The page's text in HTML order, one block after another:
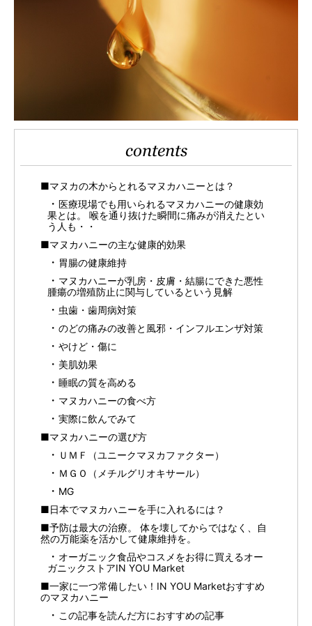
contents
■マヌカの木からとれるマヌカハニーとは？
医療現場でも用いられるマヌカハニーの健康効
果とは。 喉を通り抜けた瞬間に痛みが消えたとい
う人も・・
■マヌカハニーの主な健康的効果
胃腸の健康維持
マヌカハニーが乳房・皮膚・結腸にできた悪性
腫瘍の増殖防止に関与しているという見解
虫歯・歯周病対策
のどの痛みの改善と風邪・インフルエンザ対策
やけど・傷に
美肌効果
睡眠の質を高める
マヌカハニーの食べ方
実際に飲んでみて
■マヌカハニーの選び方
ＵＭＦ（ユニークマヌカファクター）
ＭＧＯ（メチルグリオキサール）
MG
■日本でマヌカハニーを手に入れるには？
■予防は最大の治療。 体を壊してからではなく、自
然の万能薬を活かして健康維持を。
オーガニック食品やコスメをお得に買えるオー
ガニックストアIN YOU Market
■一家に一つ常備したい！IN YOU Marketおすすめ
のマヌカハニー
この記事を読んだ方におすすめの記事